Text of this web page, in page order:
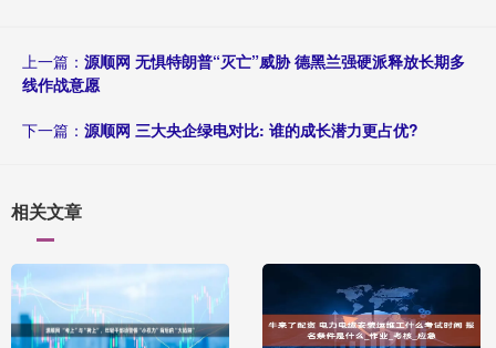
上一篇： 源顺网 无惧特朗普“灭亡”威胁 德黑兰强硬派释放长期多
线作战意愿
下一篇： 源顺网 三大央企绿电对比: 谁的成长潜力更占优?
相关文章